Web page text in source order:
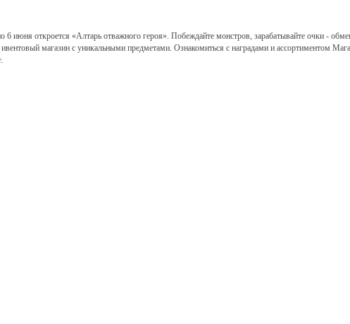
6 июня откроется «Алтарь отважного героя». Побеждайте монстров, зарабатывайте очки -
магазин с уникальными предметами. Ознакомиться с наградами и ассортиментом
.